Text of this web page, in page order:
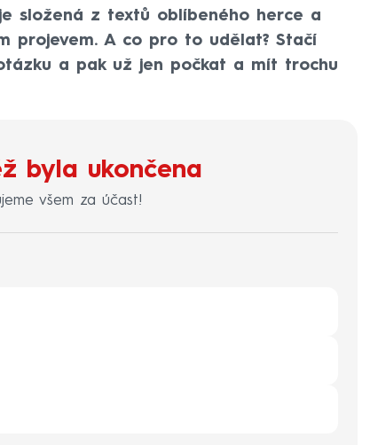
složená z textů oblíbeného herce a
projevem. A co pro to udělat? Stačí
a pak už jen počkat a mít trochu
byla ukončena
všem za účast!